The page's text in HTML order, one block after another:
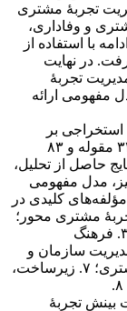
تجربۀ مشتری
و وفاداری،
با استفاده از
در نهایت
تجربۀ
مفهومی ارائه
بر
اساس تشابه و دفعات تکرار، در ۱۰ مضمون، ۳۲ مقوله و ۸۳
حاصل از تحلیل،
مدل مفهومی
به‌عنوان مؤلفه‌های کلیدی در
از: ۱. کارمندان تجربۀ مشتری محور؛
۲. فرایند طراحی و پیاده‌سازی تجربۀ مشتری؛ ۳. فرهنگ
۴. حکمرانی تجربۀ مشتری؛ ۵. مدیریت سازمان و
فرایندهای کسب‌وکار؛ ۶. رهبری متمرکز بر مشتری؛ ۷. زیرساخت،
مکانیزاسیون و مدیریت تکنولوژِی تجربه محور؛ ۸.
مشتری‌محور؛ ۹. مدیریت بینش تجربۀ